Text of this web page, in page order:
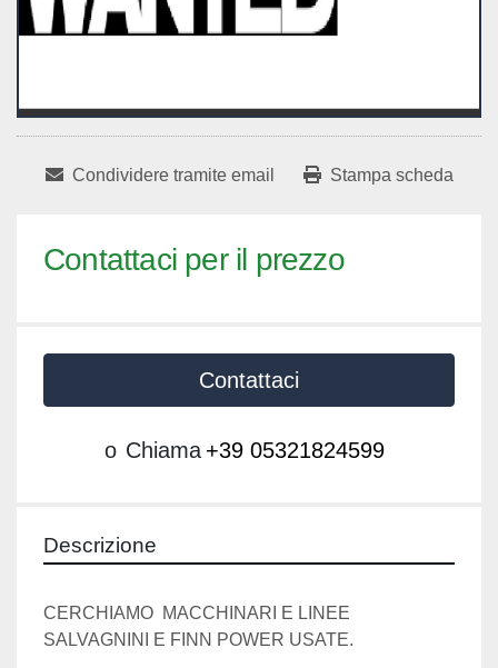
Condividere tramite email Stampa scheda
Contattaci per il prezzo
Contattaci
o Chiama +39 05321824599
Descrizione
CERCHIAMO  MACCHINARI E LINEE
SALVAGNINI E FINN POWER USATE.